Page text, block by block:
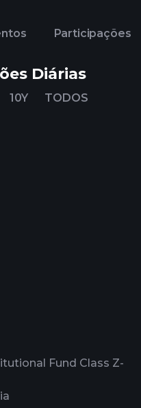
Participações
Diárias
10Y TODOS
Fund Class Z-